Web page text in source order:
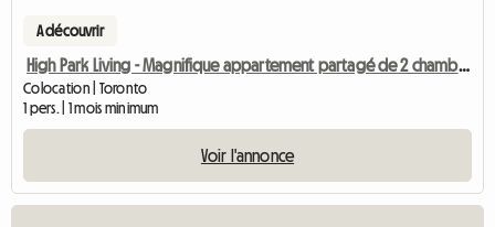
A découvrir
High Park Living - Magnifique appartement partagé de 2 chambres
Colocation | Toronto
1 pers. | 1 mois minimum
Voir l'annonce